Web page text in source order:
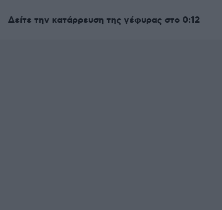
Δείτε την κατάρρευση της γέφυρας στο 0:12